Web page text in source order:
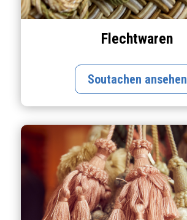
Flechtwaren
Soutachen ansehen